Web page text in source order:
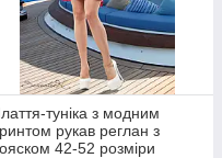
туніка з модним
рукав реглан з
42-52 розміри